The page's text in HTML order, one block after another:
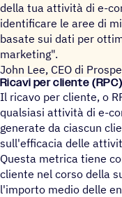
della tua attività di e-
identificare le aree di
basate sui dati per
marketing".
John Lee, CEO di
Ricavi per cliente (RPC)
Il ricavo per cliente, o
qualsiasi attività di e-
generate da ciascun
sull'efficacia delle
Questa metrica tiene
cliente nel corso della
l'importo medio delle